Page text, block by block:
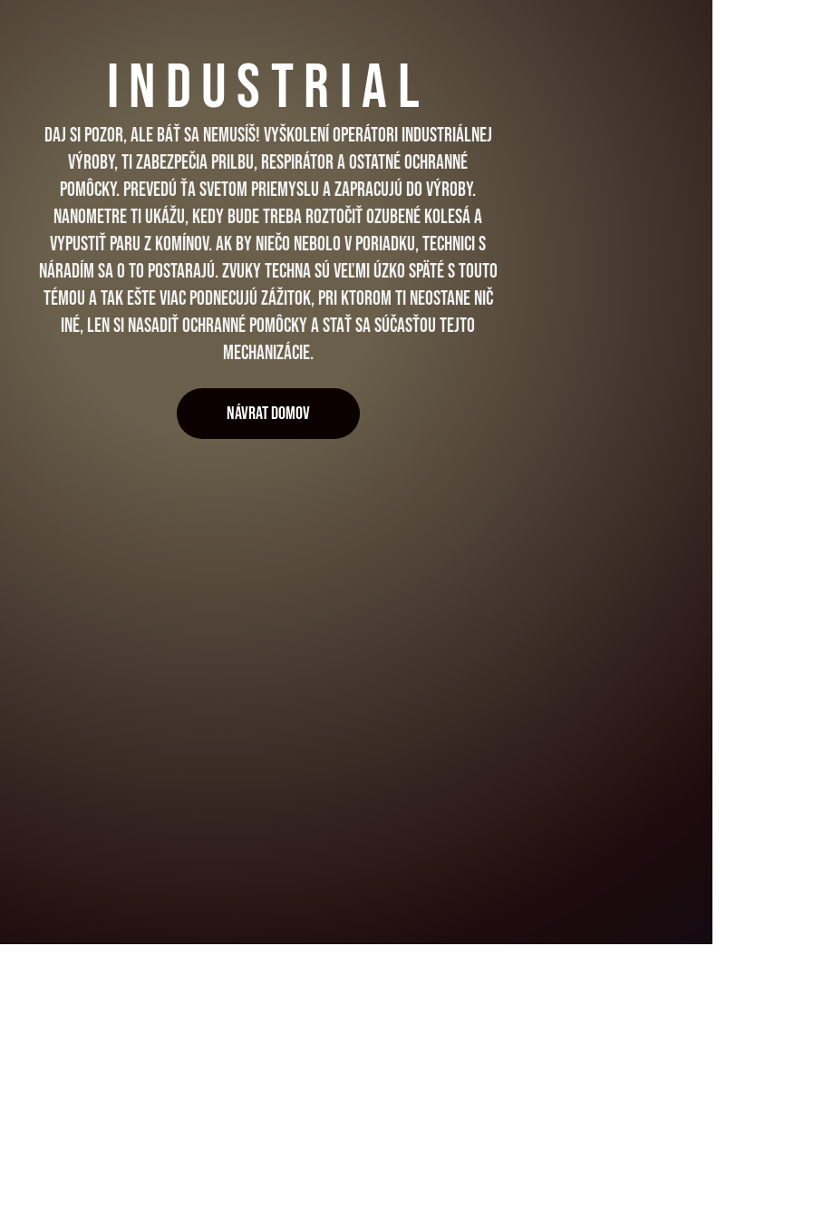
INDUSTRIAL
Daj si pozor, ale báť sa nemusíš! VyškolenÍ operátori industriálnej
výroby, ti zabezpečia prilbu, respirátor a ostatné ochranné
pomôcky. Prevedú ťa svetom priemyslu a zapracujú do výroby.
Nanometre ti ukážu, kedy bude treba roztočiť ozubené kolesá a
vypustiť paru z komínov. Ak by niečo nebolo v poriadku, technici s
náradím sa o to postarajú. Zvuky techna sú veľmi úzko späté s touto
témou a tak ešte viac podnecujú zážitok, pri ktorom ti neostane nič
iné, len si nasadiť ochranné pomôcky a stať sa súčasťou tejto
mechanizácie.
NÁVRAT DOMOV